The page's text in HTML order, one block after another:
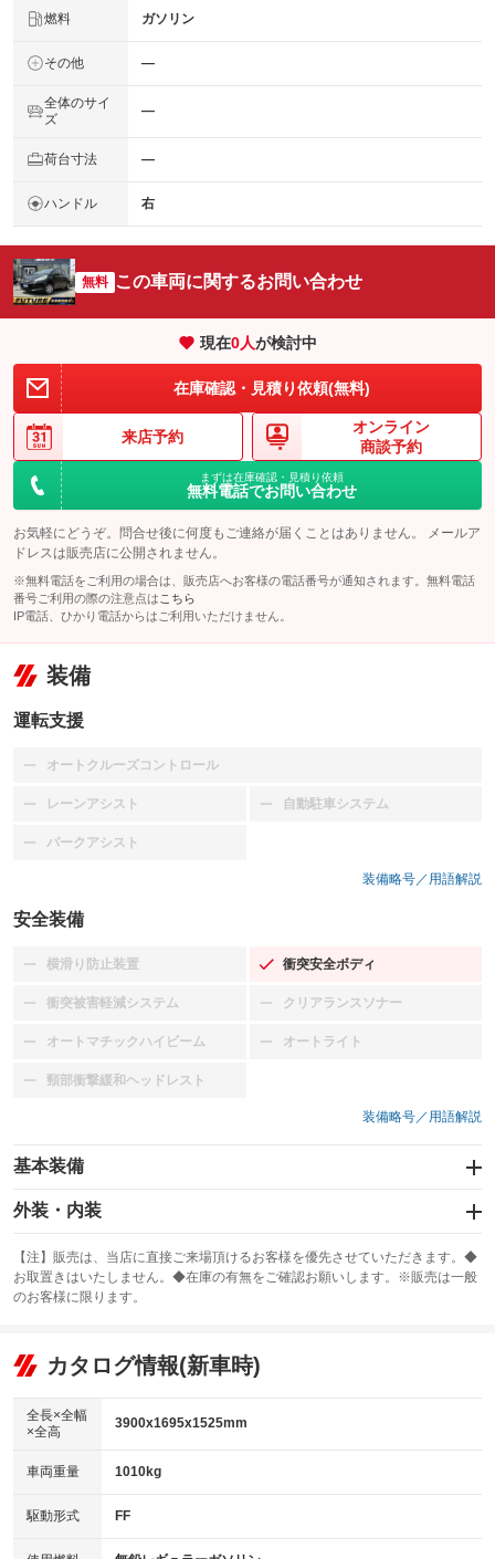
燃料 ガソリン
その他 ―
全体のサイ
ズ
―
荷台寸法 ―
ハンドル 右
無料 この車両に関するお問い合わせ
現在0人が検討中
在庫確認・見積り依頼(無料)
来店予約
オンライン
商談予約
まずは在庫確認・見積り依頼
無料電話でお問い合わせ
お気軽にどうぞ。問合せ後に何度もご連絡が届くことはありません。 メールア
ドレスは販売店に公開されません。
※無料電話をご利用の場合は、販売店へお客様の電話番号が通知されます。無料電話
番号ご利用の際の注意点は こちら
IP電話、ひかり電話からはご利用いただけません。
装備
運転支援
オートクルーズコントロール
：装備なし
レーンアシスト
：装備なし 自動駐車システム
：装備なし
パークアシスト
：装備なし
装備略号／用語解説
安全装備
横滑り防止装置
：装備なし 衝突安全ボディ
：装備あり
衝突被害軽減システム
：装備なし クリアランスソナー
：装備なし
オートマチックハイビーム
：装備なし オートライト
：装備なし
頸部衝撃緩和ヘッドレスト
：装備なし
装備略号／用語解説
基本装備
エアバッグ：運転席/助手席
：装備あり
：装備なし
サンルーフ
：装備なし ABS
リフトアップ
：装備なし
：装備なし
パワーウィンドウ
アイドリングストップ
：装備なし
USB入力端子
：装備なし
100V電源
外装・内装
カーナビ：メモリーナビ他
：装備あり
TV：ワンセグ
：装備あり
ビジュアル：-／DVD再生
：装備あり
：装備なし
革シート
キーレス
HID(キセノンライト)
：装備なし
【注】販売は、当店に直接ご来場頂けるお客様を優先させていただきます。◆
お取置きはいたしません。◆在庫の有無をご確認お願いします。※販売は一般
のお客様に限ります。
カタログ情報(新車時)
全長×全幅
×全高
3900x1695x1525mm
車両重量 1010kg
駆動形式 FF